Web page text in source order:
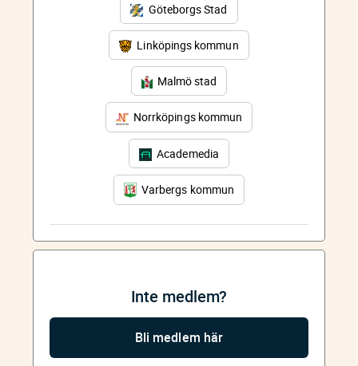
Göteborgs Stad
Linköpings kommun
Malmö stad
Norrköpings kommun
Academedia
Varbergs kommun
Inte medlem?
Bli medlem här